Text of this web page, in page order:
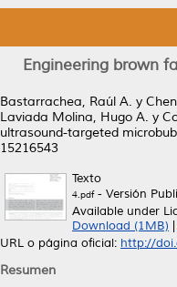
Engineering brown
Bastarrachea, Raúl A. y
Laviada Molina, Hugo A. y
ultrasound-targeted
15216543
Texto
4.pdf- Versión
Available under
Download (1MB)
URL o página oficial: http://
Resumen